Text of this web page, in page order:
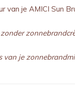
van je AMICI Sun
van je